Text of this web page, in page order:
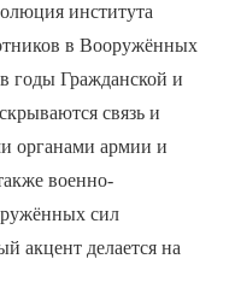
института
в Вооружённых
годы Гражданской и
связь и
органами армии и
военно-
сил
акцент делается на